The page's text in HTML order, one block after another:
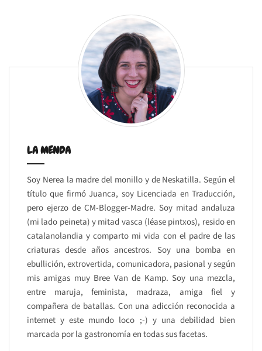
LA MENDA
Soy Nerea la madre del monillo y de Neskatilla. Según el
título que firmó Juanca, soy Licenciada en Traducción,
pero ejerzo de CM-Blogger-Madre. Soy mitad andaluza
(mi lado peineta) y mitad vasca (léase pintxos), resido en
catalanolandia y comparto mi vida con el padre de las
criaturas desde años ancestros. Soy una bomba en
ebullición, extrovertida, comunicadora, pasional y según
mis amigas muy Bree Van de Kamp. Soy una mezcla,
entre maruja, feminista, madraza, amiga fiel y
compañera de batallas. Con una adicción reconocida a
internet y este mundo loco ;-) y una debilidad bien
marcada por la gastronomía en todas sus facetas.